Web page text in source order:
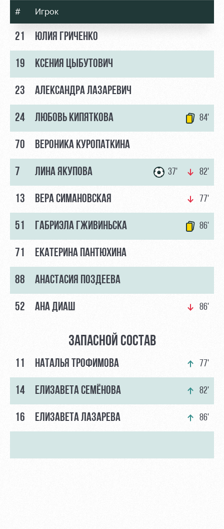
# Игрок
21 ЮЛИЯ ГРИЧЕНКО
19 КСЕНИЯ ЦЫБУТОВИЧ
23 АЛЕКСАНДРА ЛАЗАРЕВИЧ
24 ЛЮБОВЬ КИПЯТКОВА 84'
70 ВЕРОНИКА КУРОПАТКИНА
7 ЛИНА ЯКУПОВА 37' 82'
13 ВЕРА СИМАНОВСКАЯ 77'
51 ГАБРИЭЛА ГЖИВИНЬСКА 86'
71 ЕКАТЕРИНА ПАНТЮХИНА
88 АНАСТАСИЯ ПОЗДЕЕВА
52 АНА ДИАШ 86'
ЗАПАСНОЙ СОСТАВ
11 НАТАЛЬЯ ТРОФИМОВА 77'
14 ЕЛИЗАВЕТА СЕМЁНОВА 82'
16 ЕЛИЗАВЕТА ЛАЗАРЕВА 86'